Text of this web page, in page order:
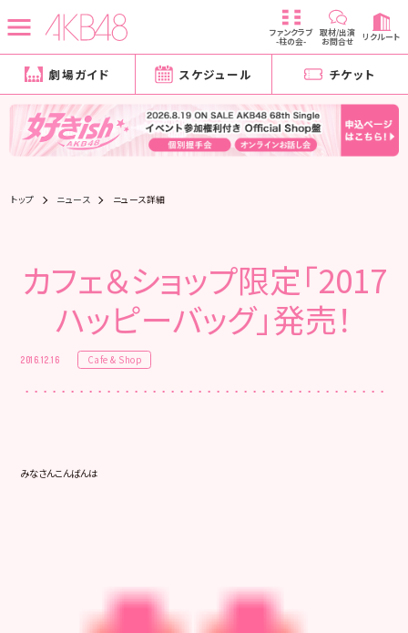
ファンクラブ
-柱の会-
取材/出演
お問合せ リクルート
劇場ガイド スケジュール チケット
トップ ニュース ニュース詳細
カフェ＆ショップ限定「2017
ハッピーバッグ」発売！
2016.12.16 Cafe & Shop
みなさんこんばんは